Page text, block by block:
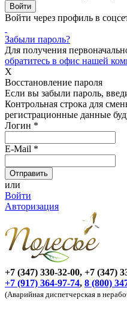
Войти через профиль в
Забыли пароль?
Для получения
обратитесь в офис нашей
X
Восстановление пароля
Если вы забыли пароль,
Контрольная строка для
регистрационные данные
Логин *
E-Mail *
или
Войти
Авторизация
+7 (347) 330-32-00, +7 (347)
+7 (917) 364-97-74, 8 (800)
(Аварийная диспетчерская в